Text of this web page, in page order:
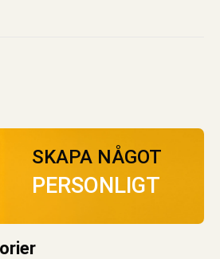
SKAPA NÅGOT
PERSONLIGT